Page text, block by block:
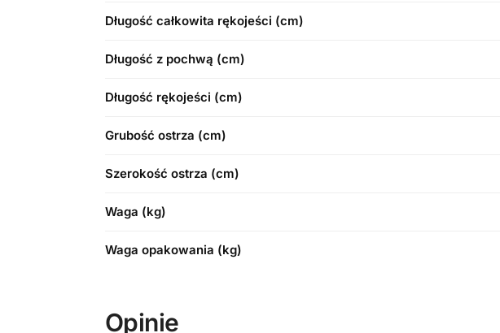
Długość całkowita rękojeści (cm)
Długość z pochwą (cm)
Długość rękojeści (cm)
Grubość ostrza (cm)
Szerokość ostrza (cm)
Waga (kg)
Waga opakowania (kg)
Opinie